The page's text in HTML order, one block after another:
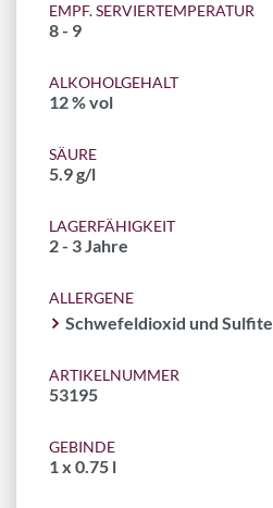
EMPF. SERVIERTEMPERATUR
8 - 9
ALKOHOLGEHALT
12 % vol
SÄURE
5.9 g/l
LAGERFÄHIGKEIT
2 - 3 Jahre
ALLERGENE
Schwefeldioxid und Sulfite
ARTIKELNUMMER
53195
GEBINDE
1 x 0.75 l